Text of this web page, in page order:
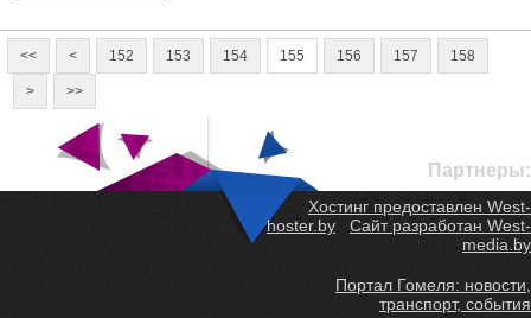
<< < 152 153 154 155 156 157 158
> >>
Партнеры:
Хостинг предоставлен West-
hoster.by
Сайт разработан West-
media.by
Портал Гомеля: новости,
транспорт, события